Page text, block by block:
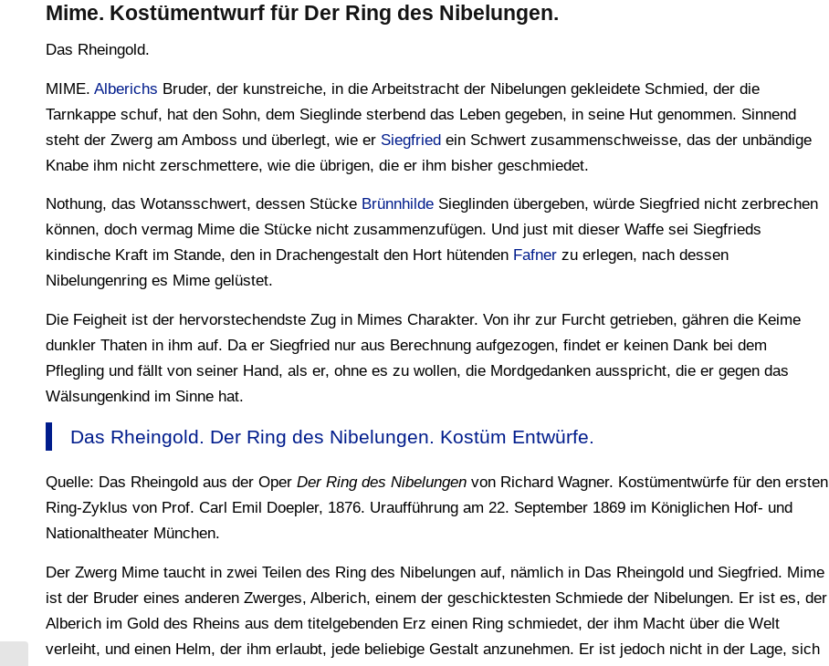
Mime. Kostümentwurf für Der Ring des Nibelungen.
Das Rheingold.
MIME. Alberichs Bruder, der kunstreiche, in die Arbeitstracht der Nibelungen gekleidete Schmied, der die
Tarnkappe schuf, hat den Sohn, dem Sieglinde sterbend das Leben gegeben, in seine Hut genommen. Sinnend
steht der Zwerg am Amboss und überlegt, wie er Siegfried ein Schwert zusammenschweisse, das der unbändige
Knabe ihm nicht zerschmettere, wie die übrigen, die er ihm bisher geschmiedet.
Nothung, das Wotansschwert, dessen Stücke Brünnhilde Sieglinden übergeben, würde Siegfried nicht zerbrechen
können, doch vermag Mime die Stücke nicht zusammenzufügen. Und just mit dieser Waffe sei Siegfrieds
kindische Kraft im Stande, den in Drachengestalt den Hort hütenden Fafner zu erlegen, nach dessen
Nibelungenring es Mime gelüstet.
Die Feigheit ist der hervorstechendste Zug in Mimes Charakter. Von ihr zur Furcht getrieben, gähren die Keime
dunkler Thaten in ihm auf. Da er Siegfried nur aus Berechnung aufgezogen, findet er keinen Dank bei dem
Pflegling und fällt von seiner Hand, als er, ohne es zu wollen, die Mordgedanken ausspricht, die er gegen das
Wälsungenkind im Sinne hat.
Das Rheingold. Der Ring des Nibelungen. Kostüm Entwürfe.
Quelle: Das Rheingold aus der Oper Der Ring des Nibelungen von Richard Wagner. Kostümentwürfe für den ersten
Ring-Zyklus von Prof. Carl Emil Doepler, 1876. Uraufführung am 22. September 1869 im Königlichen Hof- und
Nationaltheater München.
Der Zwerg Mime taucht in zwei Teilen des Ring des Nibelungen auf, nämlich in Das Rheingold und Siegfried. Mime
ist der Bruder eines anderen Zwerges, Alberich, einem der geschicktesten Schmiede der Nibelungen. Er ist es, der
Alberich im Gold des Rheins aus dem titelgebenden Erz einen Ring schmiedet, der ihm Macht über die Welt
verleiht, und einen Helm, der ihm erlaubt, jede beliebige Gestalt anzunehmen. Er ist jedoch nicht in der Lage, sich